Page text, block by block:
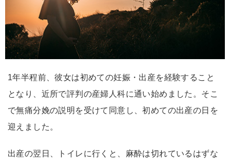
1年半程前、彼女は初めての妊娠・出産を経験すること
となり、近所で評判の産婦人科に通い始めました。そこ
で無痛分娩の説明を受けて同意し、初めての出産の日を
迎えました。
出産の翌日、トイレに行くと、麻酔は切れているはずな